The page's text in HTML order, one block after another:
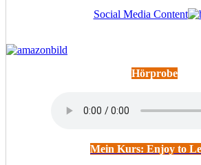
Social Media Content
Hörprobe
Mein Kurs: Enjoy to